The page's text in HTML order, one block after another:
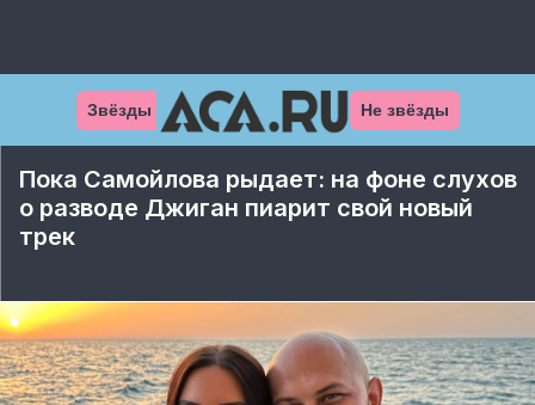
Звёзды Не звёзды
Пока Самойлова рыдает: на фоне слухов
о разводе Джиган пиарит свой новый
трек